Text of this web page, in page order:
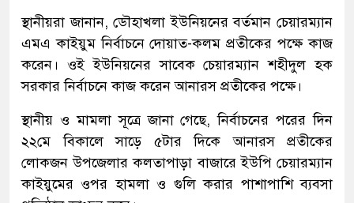
স্থানীয়রা জানান, ডৌহাখলা ইউনিয়নের বর্তমান চেয়ারম্যান
এমএ কাইয়ুম নির্বাচনে দোয়াত-কলম প্রতীকের পক্ষে কাজ
করেন। ওই ইউনিয়নের সাবেক চেয়ারম্যান শহীদুল হক
সরকার নির্বাচনে কাজ করেন আনারস প্রতীকের পক্ষে।
স্থানীয় ও মামলা সূত্রে জানা গেছে, নির্বাচনের পরের দিন
২২মে বিকালে সাড়ে ৫টার দিকে আনারস প্রতীকের
লোকজন উপজেলার কলতাপাড়া বাজারে ইউপি চেয়ারম্যান
কাইয়ুমের ওপর হামলা ও গুলি করার পাশাপাশি ব্যবসা